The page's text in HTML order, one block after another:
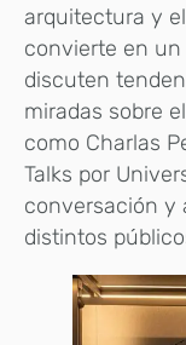
arquitectura y el
convierte en un
discuten
miradas sobre
como Charlas
Talks por
conversación y
distintos